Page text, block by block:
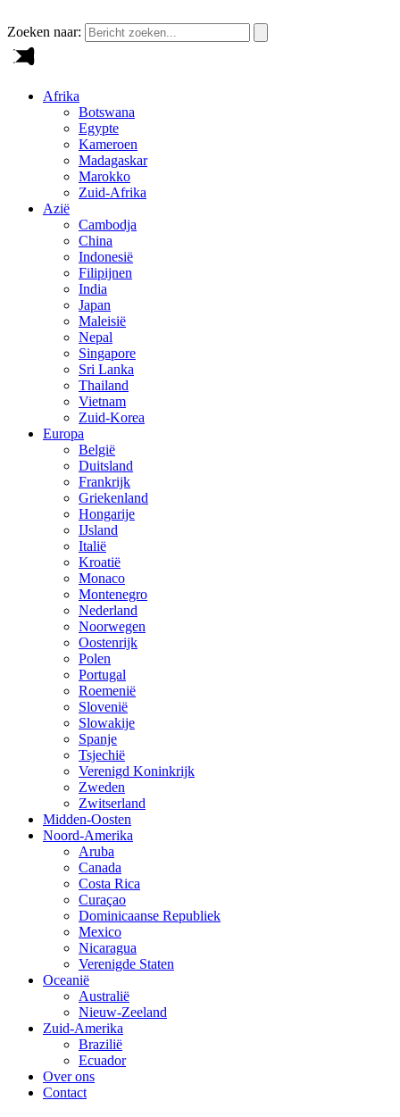
Zoeken naar:
Afrika
Botswana
Egypte
Kameroen
Madagaskar
Marokko
Zuid-Afrika
Azië
Cambodja
China
Indonesië
Filipijnen
India
Japan
Maleisië
Nepal
Singapore
Sri Lanka
Thailand
Vietnam
Zuid-Korea
Europa
België
Duitsland
Frankrijk
Griekenland
Hongarije
IJsland
Italië
Kroatië
Monaco
Montenegro
Nederland
Noorwegen
Oostenrijk
Polen
Portugal
Roemenië
Slovenië
Slowakije
Spanje
Tsjechië
Verenigd Koninkrijk
Zweden
Zwitserland
Midden-Oosten
Noord-Amerika
Aruba
Canada
Costa Rica
Curaçao
Dominicaanse Republiek
Mexico
Nicaragua
Verenigde Staten
Oceanië
Australië
Nieuw-Zeeland
Zuid-Amerika
Brazilië
Ecuador
Over ons
Contact